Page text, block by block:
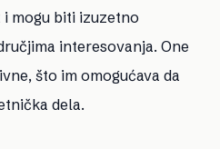
mogu biti izuzetno
interesovanja. One
što im omogućava da
dela.